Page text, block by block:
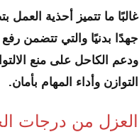
غالبًا ما تتميز أحذية
جهدًا بدنيًا والتي تتضمن
ودعم الكاحل على منع
التوازن وأداء المهام بأمان.
العزل من درجات